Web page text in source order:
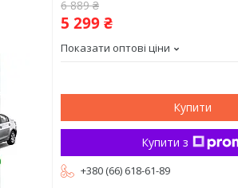
6 889 ₴
5 299 ₴
Показати оптові ціни
Купити
Купити з
+380 (66) 618-61-89